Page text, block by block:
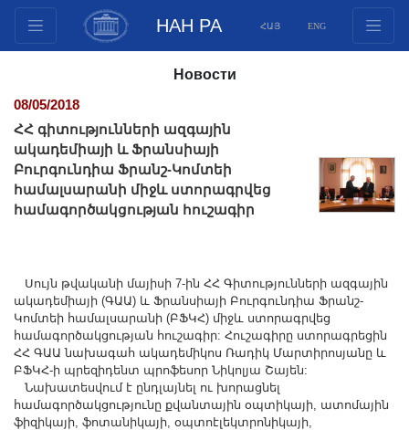
НАН РА ՀԱՅ ENG
Инновационные предложения
Публикации
Фонды
Международное сотрудничество
Молодежные программы
Фотогалерея
Видеогалерея
Веб ресурсы
Другие академии
Новости
08/05/2018
ՀՀ գիտությունների ազգային
ակադեմիայի և Ֆրանսիայի
Բուրգունդիա Ֆրանշ-Կոմտեի
համալսարանի միջև ստորագրվեց
համագործակցության հուշագիր
Սույն թվականի մայիսի 7-ին ՀՀ Գիտությունների ազգային
ակադեմիայի (ԳԱԱ) և Ֆրանսիայի Բուրգունդիա Ֆրանշ-
Կոմտեի համալսարանի (ԲՖԿՀ) միջև ստորագրվեց
համագործակցության հուշագիր: Հուշագիրը ստորագրեցին
ՀՀ ԳԱԱ նախագահ ակադեմիկոս Ռադիկ Մարտիրոսյանը և
ԲՖԿՀ-ի պրեզիդենտ պրոֆեսոր Նիկոլյա Շայեն:
Նախատեսվում է ընդլայնել ու խորացնել
համագործակցությունը քվանտային օպտիկայի, ատոմային
ֆիզիկայի, ֆոտանիկայի, օպտոէլեկտրոնիկայի,